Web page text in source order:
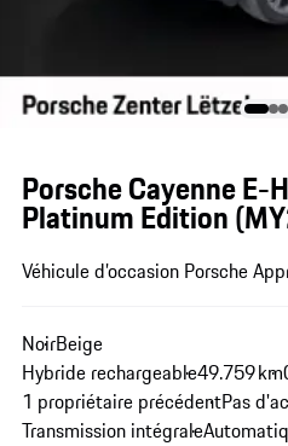
Porsche Cayenne E-
Platinum Edition
Véhicule d’occasion Porsche
NoirBeige
Hybride rechargeable49.759 km
1 propriétaire précédentPas
Transmission intégrale